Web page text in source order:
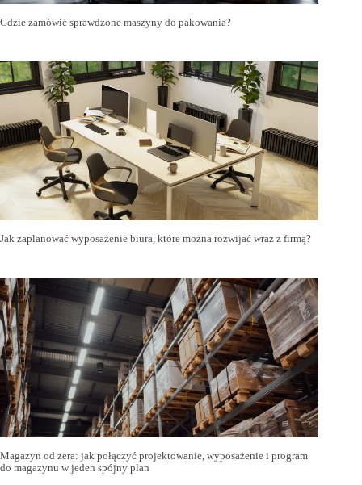
Gdzie zamówić sprawdzone maszyny do pakowania?
Jak zaplanować wyposażenie biura, które można rozwijać wraz z firmą?
Magazyn od zera: jak połączyć projektowanie, wyposażenie i program
do magazynu w jeden spójny plan